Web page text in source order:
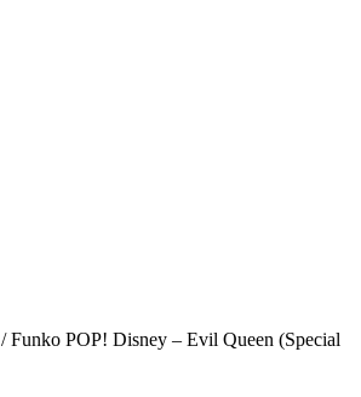
/Funko POP! Disney – Evil Queen (Special